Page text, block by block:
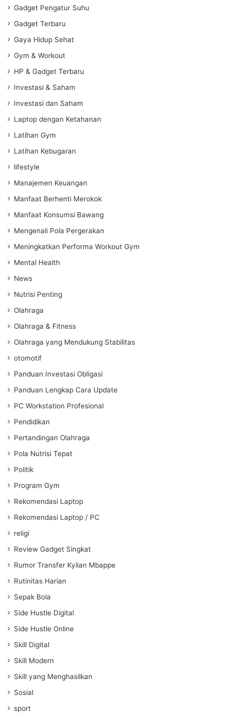
Gadget Pengatur Suhu
Gadget Terbaru
Gaya Hidup Sehat
Gym & Workout
HP & Gadget Terbaru
Investasi & Saham
Investasi dan Saham
Laptop dengan Ketahanan
Latihan Gym
Latihan Kebugaran
lifestyle
Manajemen Keuangan
Manfaat Berhenti Merokok
Manfaat Konsumsi Bawang
Mengenali Pola Pergerakan
Meningkatkan Performa Workout Gym
Mental Health
News
Nutrisi Penting
Olahraga
Olahraga & Fitness
Olahraga yang Mendukung Stabilitas
otomotif
Panduan Investasi Obligasi
Panduan Lengkap Cara Update
PC Workstation Profesional
Pendidikan
Pertandingan Olahraga
Pola Nutrisi Tepat
Politik
Program Gym
Rekomendasi Laptop
Rekomendasi Laptop / PC
religi
Review Gadget Singkat
Rumor Transfer Kylian Mbappe
Rutinitas Harian
Sepak Bola
Side Hustle Digital
Side Hustle Online
Skill Digital
Skill Modern
Skill yang Menghasilkan
Sosial
sport